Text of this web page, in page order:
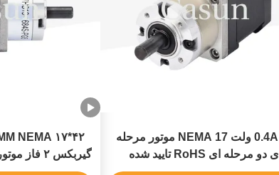
0.4A 12 ولت NEMA 17 موتور مرحله
ای دو مرحله ای RoHS تایید شده
گیربکس ۲ فاز موتور مرحله ای ۱۳٫۲ ولت